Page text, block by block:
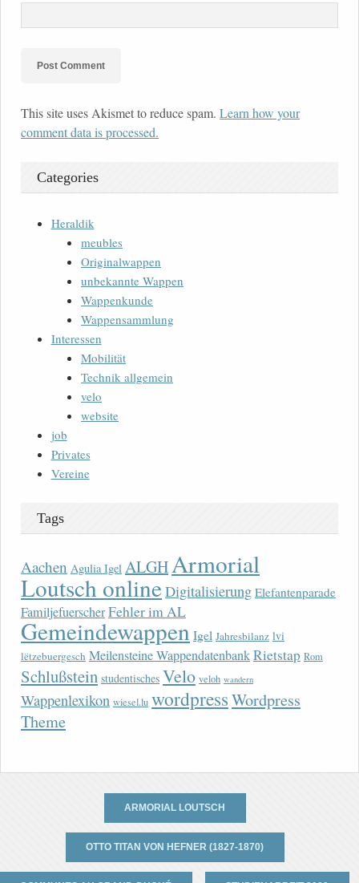
This site uses Akismet to reduce spam. Learn how your
comment data is processed.
Categories
Heraldik
meubles
Originalwappen
unbekannte Wappen
Wappenkunde
Wappensammlung
Interessen
Mobilität
Technik allgemein
velo
website
job
Privates
Vereine
Tags
Aachen Agulia Igel ALGHArmorial
Loutsch onlineDigitalisierung Elefantenparade
FamiljefuerscherFehler im AL
Gemeindewappen Igel Jahresbilanz lvi
lëtzebuergesch Meilensteine WappendatenbankRietstap Rom
Schlußstein studentisches Velo veloh wandern
Wappenlexikon wiesel.lu wordpressWordpress
Theme
ARMORIAL LOUTSCH
OTTO TITAN VON HEFNER (1827-1870)